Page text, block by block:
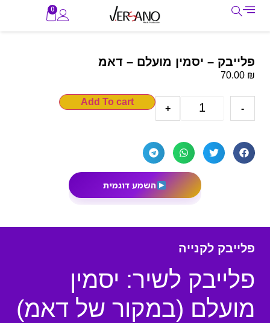
0
פלייבק – יסמין מועלם – דאמ
70.00 ₪
-
+
Add To cart
השמע דוגמית
פלייבק לקנייה
פלייבק לשיר: יסמין
מועלם (במקור של דאמ)